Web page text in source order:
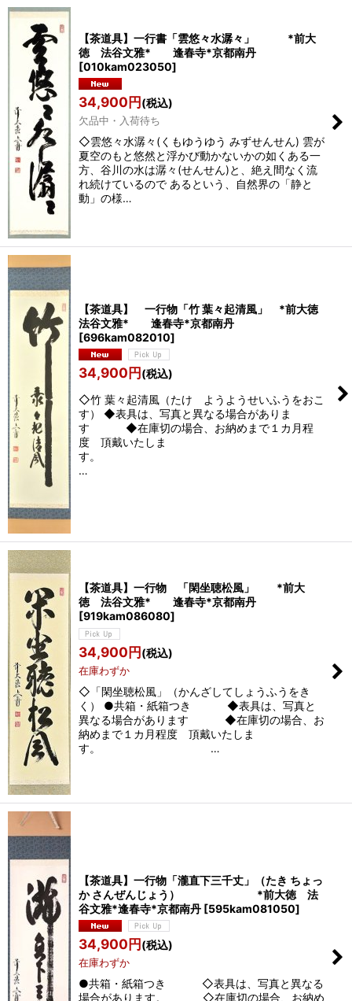
【茶道具】一行書「雲悠々水潺々」 *前大
徳 法谷文雅* 逢春寺*京都南丹
[010kam023050]
34,900円(税込)
欠品中・入荷待ち
◇雲悠々水潺々(くもゆうゆう みずせんせん) 雲が
夏空のもと悠然と浮かび動かないかの如くある一
方、谷川の水は潺々(せんせん)と、絶え間なく流
れ続けているので あるという、自然界の「静と
動」の様…
【茶道具】 一行物「竹 葉々起清風」 *前大徳
法谷文雅* 逢春寺*京都南丹
[696kam082010]
34,900円(税込)
◇竹 葉々起清風（たけ ようようせいふうをおこ
す） ◆表具は、写真と異なる場合がありま
す ◆在庫切の場合、お納めまで１カ月程
度 頂戴いたしま
す。
…
【茶道具】一行物 「閑坐聴松風」 *前大
徳 法谷文雅* 逢春寺*京都南丹
[919kam086080]
34,900円(税込)
在庫わずか
◇「閑坐聴松風」（かんざしてしょうふうをき
く） ●共箱・紙箱つき ◆表具は、写真と
異なる場合があります ◆在庫切の場合、お
納めまで１カ月程度 頂戴いたしま
す。 …
【茶道具】一行物「瀧直下三千丈」（たき ちょっ
か さんぜんじょう） *前大徳 法
谷文雅*逢春寺*京都南丹 [595kam081050]
34,900円(税込)
在庫わずか
●共箱・紙箱つき ◇表具は、写真と異なる
場合があります。 ◇在庫切の場合、お納め